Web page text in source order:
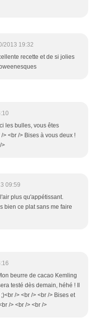
2013 19:32
recette et de si jolies
les bulles, vous êtes
> <br /> Bises à vous deux !
>
09:59
plus qu'appétissant.
bien ce plat sans me faire
beurre de cacao Kemling
testé dès demain, héhé ! Il
/> <br /> <br /> Bises et
/> <br /> <br />